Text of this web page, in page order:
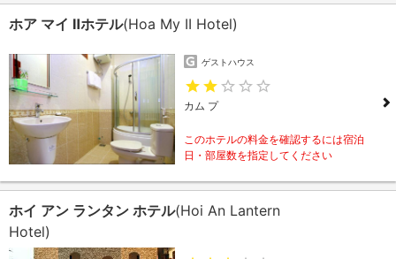
ホア マイ Ⅱホテル(Hoa My II Hotel)
ゲストハウス
カム プ
このホテルの料金を確認するには宿泊
日・部屋数を指定してください
ホイ アン ランタン ホテル(Hoi An Lantern
Hotel)